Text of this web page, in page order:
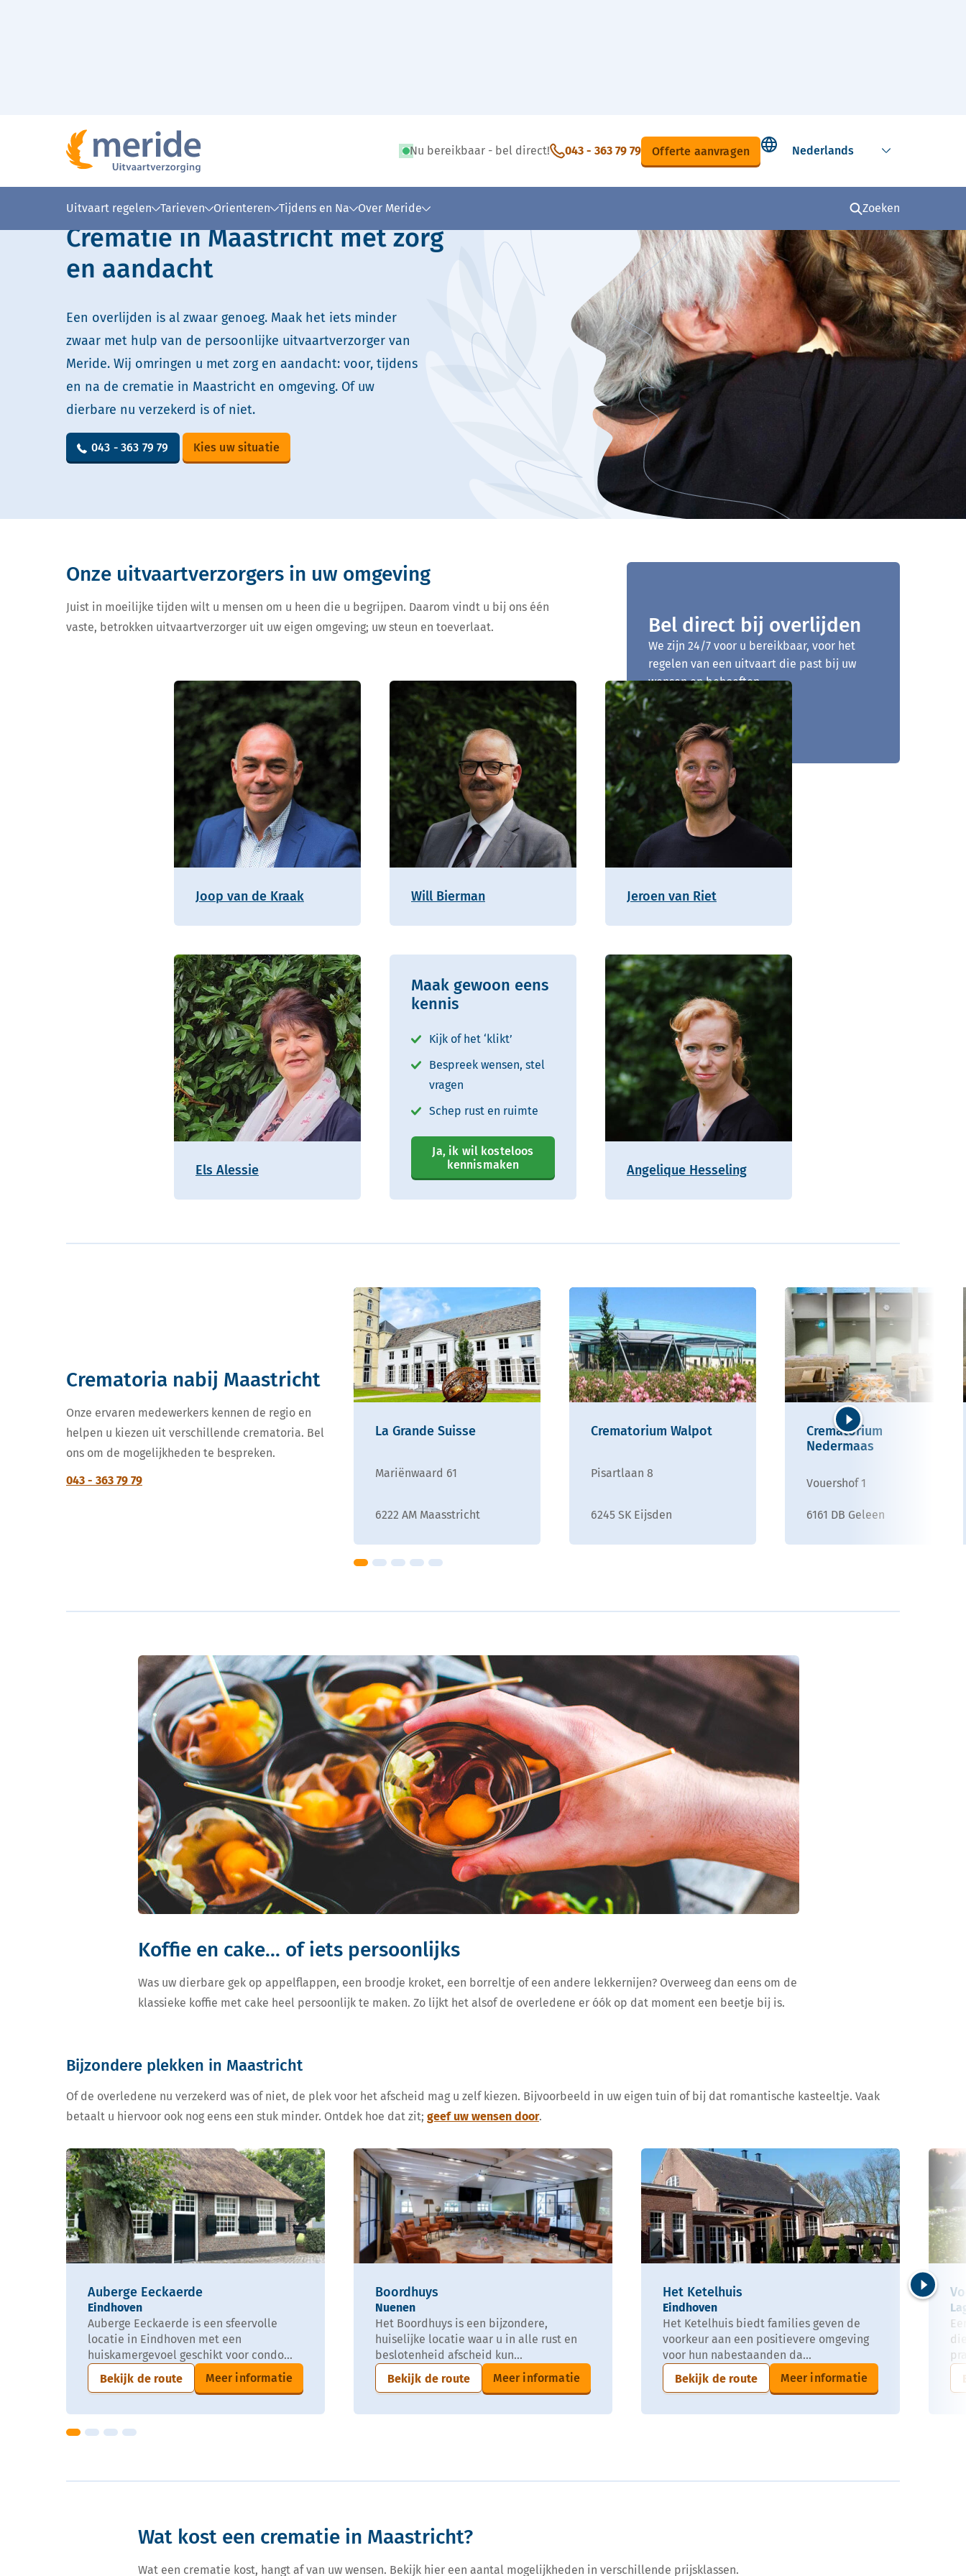
Nu bereikbaar - bel direct! 043 - 363 79 79 Offerte aanvragen
Select language
Uitvaart regelen Tarieven Orienteren Tijdens en Na Over Meride Zoeken
Lees voor Uitleg woorden Simpele tekst
Crematie in Maastricht met zorg
en aandacht
Een overlijden is al zwaar genoeg. Maak het iets minder
zwaar met hulp van de persoonlijke uitvaartverzorger van
Meride. Wij omringen u met zorg en aandacht: voor, tijdens
en na de crematie in Maastricht en omgeving. Of uw
dierbare nu verzekerd is of niet.
043 - 363 79 79 Kies uw situatie
Bel direct bij overlijden
We zijn 24/7 voor u bereikbaar, voor het
regelen van een uitvaart die past bij uw
wensen en behoeften.
043 - 363 79 79
Onze uitvaartverzorgers in uw omgeving
Juist in moeilijke tijden wilt u mensen om u heen die u begrijpen. Daarom vindt u bij ons één
vaste, betrokken uitvaartverzorger uit uw eigen omgeving; uw steun en toeverlaat.
Joop van de Kraak Will Bierman Jeroen van Riet
Els Alessie
Maak gewoon eens
kennis
Kijk of het ‘klikt’
Bespreek wensen, stel
vragen
Schep rust en ruimte
Ja, ik wil kosteloos
kennismaken
Angelique Hesseling
Crematoria nabij Maastricht
Onze ervaren medewerkers kennen de regio en
helpen u kiezen uit verschillende crematoria. Bel
ons om de mogelijkheden te bespreken.
043 - 363 79 79
La Grande Suisse
Mariënwaard 61
6222 AM Maasstricht
Crematorium Walpot
Pisartlaan 8
6245 SK Eijsden
Crematorium
Nedermaas
Vouershof 1
6161 DB Geleen
Volgende
Koffie en cake... of iets persoonlijks
Was uw dierbare gek op appelflappen, een broodje kroket, een borreltje of een andere lekkernijen? Overweeg dan eens om de
klassieke koffie met cake heel persoonlijk te maken. Zo lijkt het alsof de overledene er óók op dat moment een beetje bij is.
Bijzondere plekken in Maastricht
Of de overledene nu verzekerd was of niet, de plek voor het afscheid mag u zelf kiezen. Bijvoorbeeld in uw eigen tuin of bij dat romantische kasteeltje. Vaak
betaalt u hiervoor ook nog eens een stuk minder. Ontdek hoe dat zit; geef uw wensen door.
Auberge Eeckaerde
Eindhoven
Auberge Eeckaerde is een sfeervolle
locatie in Eindhoven met een
huiskamergevoel geschikt voor condo...
Bekijk de route
Meer informatie
Boordhuys
Nuenen
Het Boordhuys is een bijzondere,
huiselijke locatie waar u in alle rust en
beslotenheid afscheid kun...
Bekijk de route
Meer informatie
Het Ketelhuis
Eindhoven
Het Ketelhuis biedt families geven de
voorkeur aan een positievere omgeving
voor hun nabestaanden da...
Bekijk de route
Meer informatie
Volgende
Wat kost een crematie in Maastricht?
Wat een crematie kost, hangt af van uw wensen. Bekijk hier een aantal mogelijkheden in verschillende prijsklassen.